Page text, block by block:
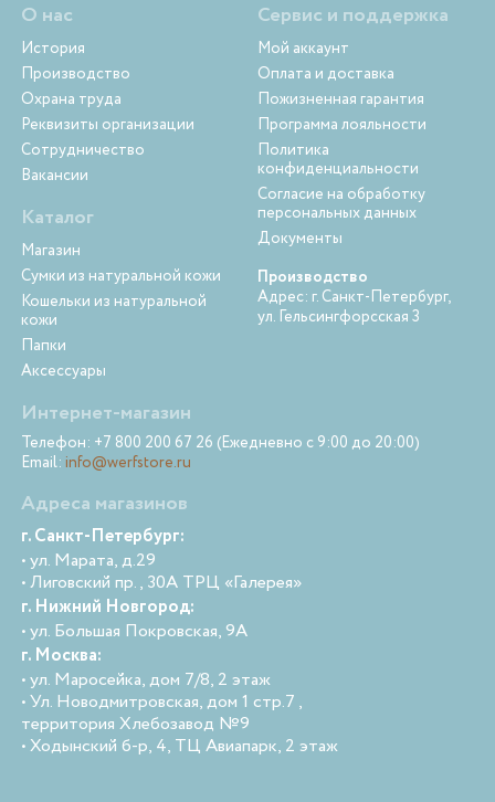
О нас
История
Производство
Охрана труда
Реквизиты организации
Сотрудничество
Вакансии
Каталог
Магазин
Сумки из натуральной кожи
Кошельки из натуральной
кожи
Папки
Аксессуары
Сервис и поддержка
Мой аккаунт
Оплата и доставка
Пожизненная гарантия
Программа лояльности
Политика
конфиденциальности
Согласие на обработку
персональных данных
Документы
Производство
Адрес: г. Санкт-Петербург,
ул. Гельсингфорсская 3
Интернет-магазин
Телефон: +7 800 200 67 26 (Ежедневно с 9:00 до 20:00)
Email: info@werfstore.ru
Адреса магазинов
г. Санкт-Петербург:
• ул. Марата, д.29
• Лиговский пр., 30А ТРЦ «Галерея»
г. Нижний Новгород:
• ул. Большая Покровская, 9А
г. Москва:
• ул. Маросейка, дом 7/8, 2 этаж
• Ул. Новодмитровская, дом 1 стр.7 ,
территория Хлебозавод №9
• Ходынский б-р, 4, ТЦ Авиапарк, 2 этаж